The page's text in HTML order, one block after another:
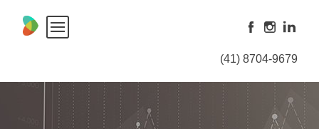
content
(41) 8704-9679